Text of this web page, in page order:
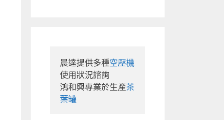
晨達提供多種空壓機
使用狀況諮詢
鴻和興專業於生產茶
葉罐